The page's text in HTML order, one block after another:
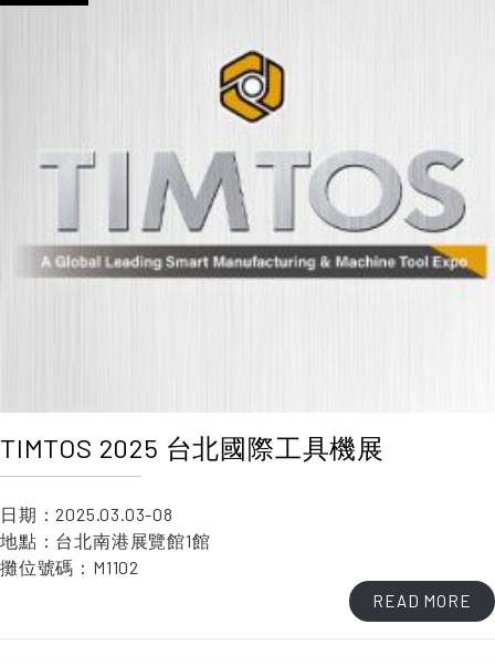
TIMTOS 2025 台北國際工具機展
日期：2025.03.03-08
地點：台北南港展覽館1館
攤位號碼：M1102
READ MORE